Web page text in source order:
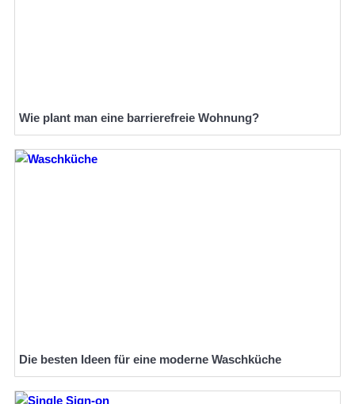
Wie plant man eine barrierefreie Wohnung?
Die besten Ideen für eine moderne Waschküche